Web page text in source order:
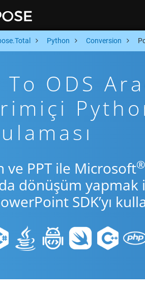
Python Conversion
To ODS
ve PPT ile Microsoft®
dönüşüm yapmak
SDK’yı